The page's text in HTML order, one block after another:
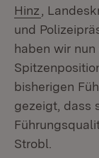
Hinz (Öffnet
,
und
haben wir
bisherigen
gezeigt, dass
Strobl.